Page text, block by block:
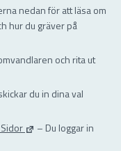
nedan för att läsa om
hur du gräver på
och rita ut
du in dina val
– Du loggar in